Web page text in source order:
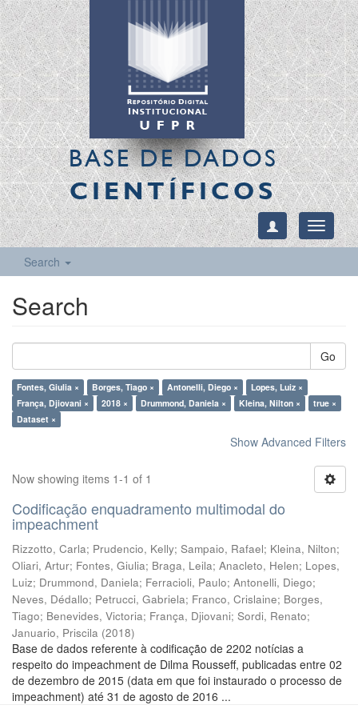
BASE DE DADOS
CIENTÍFICOS
Toggle
Search
Search
Go
Fontes, Giulia × Borges, Tiago × Antonelli, Diego ×
Lopes, Luiz ×
França, Djiovani ×
2018 × Drummond, Daniela × Kleina, Nilton ×
true ×
Dataset ×
Show Advanced Filters
Now showing items 1-1 of 1
Codificação enquadramento multimodal do
impeachment
Rizzotto, Carla; Prudencio, Kelly; Sampaio, Rafael; Kleina, Nilton;
Oliari, Artur; Fontes, Giulia; Braga, Leila; Anacleto, Helen; Lopes,
Luiz; Drummond, Daniela; Ferracioli, Paulo; Antonelli, Diego;
Neves, Dédallo; Petrucci, Gabriela; Franco, Crislaine; Borges,
Tiago; Benevides, Victoria; França, Djiovani; Sordi, Renato;
Januario, Priscila (2018)
Base de dados referente à codificação de 2202 notícias a
respeito do impeachment de Dilma Rousseff, publicadas entre 02
de dezembro de 2015 (data em que foi instaurado o processo de
impeachment) até 31 de agosto de 2016 ...